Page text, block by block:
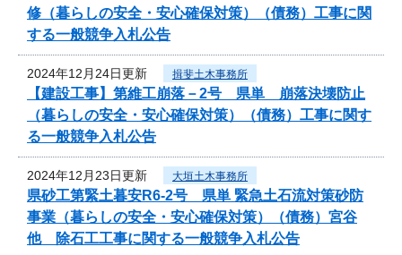
修（暮らしの安全・安心確保対策）（債務）工事に関
する一般競争入札公告
2024年12月24日更新 揖斐土木事務所
【建設工事】第維工崩落－2号 県単 崩落決壊防止
（暮らしの安全・安心確保対策）（債務）工事に関す
る一般競争入札公告
2024年12月23日更新 大垣土木事務所
県砂工第緊土暮安R6-2号 県単 緊急土石流対策砂防
事業（暮らしの安全・安心確保対策）（債務）宮谷
他 除石工工事に関する一般競争入札公告